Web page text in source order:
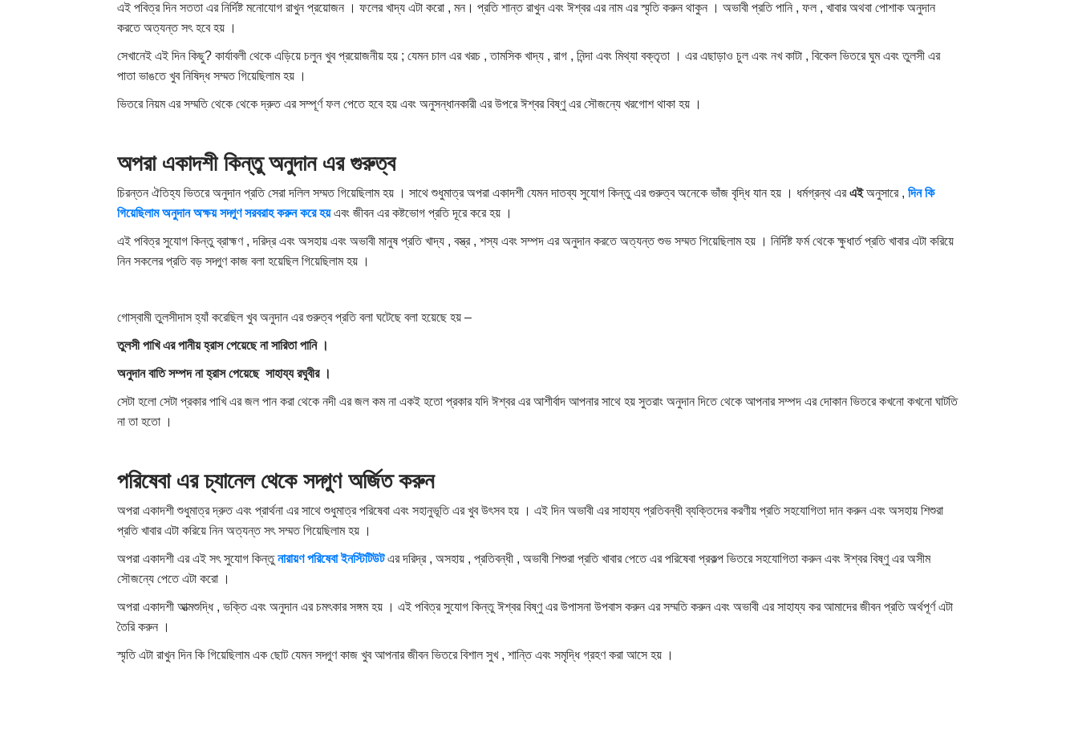
এই পবিত্র দিন সততা এর নির্দিষ্ট মনোযোগ রাখুন প্রয়োজন । ফলের খাদ্য এটা করো , মন। প্রতি শান্ত রাখুন এবং ঈশ্বর এর নাম এর স্মৃতি করুন থাকুন । অভাবী প্রতি পানি , ফল , খাবার অথবা পোশাক অনুদান
করতে অত্যন্ত সৎ হবে হয় ।
সেখানেই এই দিন কিছু? কার্যাবলী থেকে এড়িয়ে চলুন খুব প্রয়োজনীয় হয় ; যেমন চাল এর খরচ , তামসিক খাদ্য , রাগ , নিন্দা এবং মিথ্যা বক্তৃতা । এর এছাড়াও চুল এবং নখ কাটা , বিকেল ভিতরে ঘুম এবং তুলসী এর
পাতা ভাঙতে খুব নিষিদ্ধ সম্মত গিয়েছিলাম হয় ।
ভিতরে নিয়ম এর সম্মতি থেকে থেকে দ্রুত এর সম্পূর্ণ ফল পেতে হবে হয় এবং অনুসন্ধানকারী এর উপরে ঈশ্বর বিষ্ণু এর সৌজন্যে খরগোশ থাকা হয় ।
অপরা একাদশী কিন্তু অনুদান এর গুরুত্ব
চিরন্তন ঐতিহ্য ভিতরে অনুদান প্রতি সেরা দলিল সম্মত গিয়েছিলাম হয় । সাথে শুধুমাত্র অপরা একাদশী যেমন দাতব্য সুযোগ কিন্তু এর গুরুত্ব অনেকে ভাঁজ বৃদ্ধি যান হয় । ধর্মগ্রন্থ এরএইঅনুসারে ,দিন কি
গিয়েছিলাম অনুদান অক্ষয় সদ্গুণ সরবরাহ করুন করে হয়এবং জীবন এর কষ্টভোগ প্রতি দূরে করে হয় ।
এই পবিত্র সুযোগ কিন্তু ব্রাহ্মণ , দরিদ্র এবং অসহায়​​ এবং অভাবী মানুষ প্রতি খাদ্য , বস্ত্র , শস্য এবং সম্পদ এর অনুদান করতে অত্যন্ত শুভ সম্মত গিয়েছিলাম হয় । নির্দিষ্ট ফর্ম থেকে ক্ষুধার্ত প্রতি খাবার এটা করিয়ে
নিন সকলের প্রতি বড় সদ্গুণ কাজ বলা হয়েছিল গিয়েছিলাম হয় ।
গোস্বামী তুলসীদাস হ্যাঁ করেছিল খুব অনুদান এর গুরুত্ব প্রতি বলা ঘটেছে বলা হয়েছে হয় –
তুলসী পাখি এর পানীয় হ্রাস পেয়েছে না সারিতা পানি ।
অনুদান বাতি সম্পদ না হ্রাস পেয়েছে সাহায্য রঘুবীর ।
সেটা হলো সেটা প্রকার পাখি এর জল পান করা থেকে নদী এর জল কম না একই হতো​ প্রকার যদি ঈশ্বর এর আশীর্বাদ আপনার সাথে হয় সুতরাং অনুদান দিতে থেকে আপনার সম্পদ এর দোকান ভিতরে কখনো কখনো ঘাটতি
না তা হতো ।
পরিষেবা এর চ্যানেল থেকে সদ্গুণ অর্জিত করুন
অপরা একাদশী শুধুমাত্র দ্রুত এবং প্রার্থনা এর সাথে শুধুমাত্র পরিষেবা এবং সহানুভূতি এর খুব উৎসব হয় । এই দিন অভাবী এর সাহায্য প্রতিবন্ধী ব্যক্তিদের করণীয় প্রতি সহযোগিতা দান করুন এবং অসহায় শিশুরা
প্রতি খাবার এটা করিয়ে নিন অত্যন্ত সৎ সম্মত গিয়েছিলাম হয় ।
অপরা একাদশী এর এই সৎ সুযোগ কিন্তুনারায়ণ পরিষেবা ইনস্টিটিউটএর দরিদ্র , অসহায় , প্রতিবন্ধী , অভাবী শিশুরা প্রতি খাবার পেতে এর পরিষেবা প্রকল্প ভিতরে সহযোগিতা করুন এবং ঈশ্বর বিষ্ণু এর অসীম
সৌজন্যে পেতে এটা করো ।
অপরা একাদশী আত্মশুদ্ধি , ভক্তি এবং অনুদান এর চমৎকার সঙ্গম হয় । এই পবিত্র সুযোগ কিন্তু ঈশ্বর বিষ্ণু এর উপাসনা উপবাস করুন​ এর সম্মতি করুন এবং অভাবী এর সাহায্য কর আমাদের জীবন প্রতি অর্থপূর্ণ এটা
তৈরি করুন ।
স্মৃতি এটা রাখুন দিন কি গিয়েছিলাম এক ছোট যেমন সদ্গুণ কাজ খুব আপনার জীবন ভিতরে বিশাল সুখ , শান্তি এবং সমৃদ্ধি গ্রহণ করা আসে হয় ।